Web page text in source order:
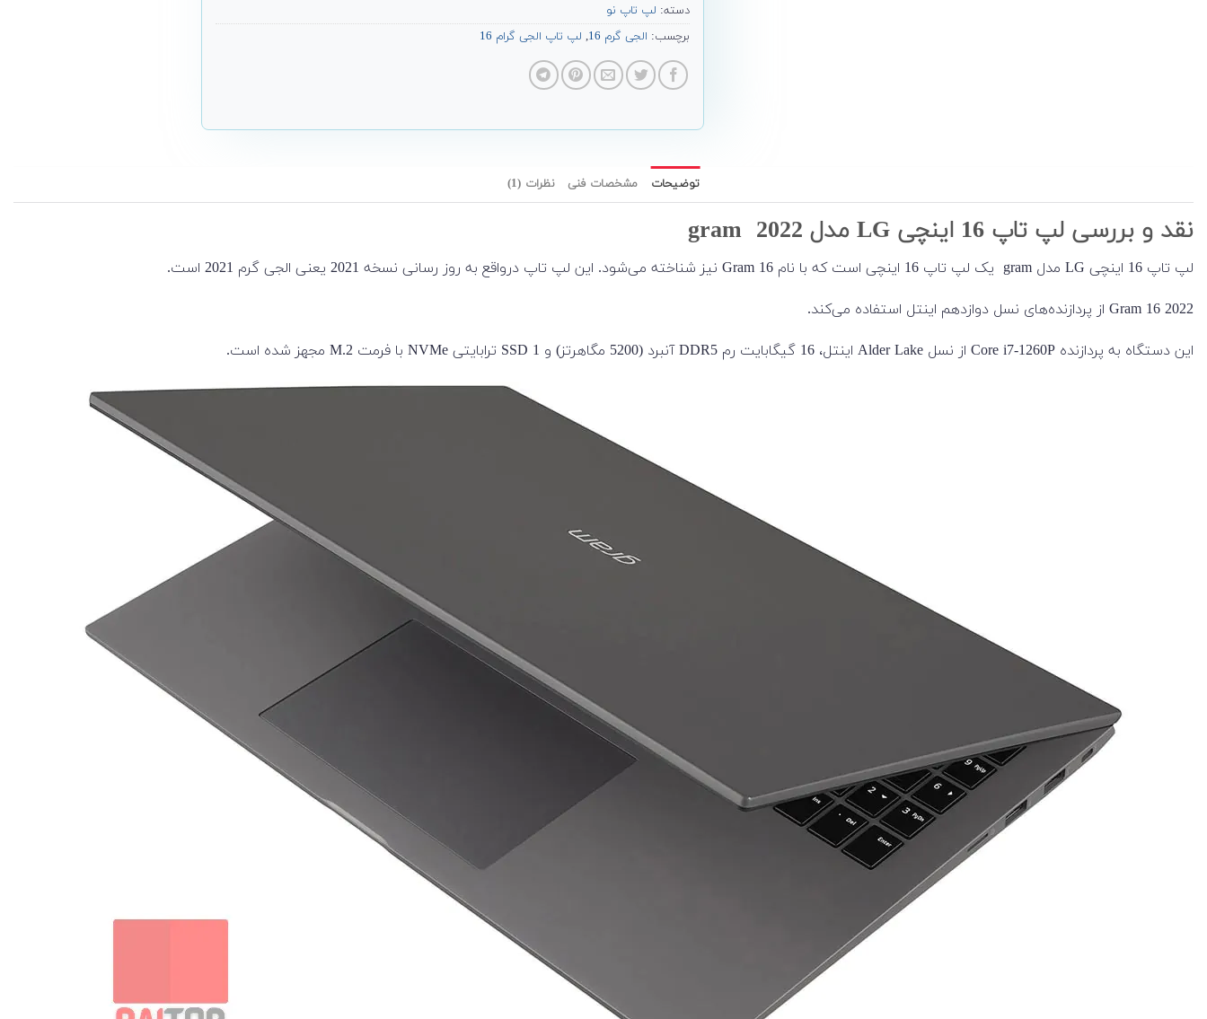
دسته: لپ تاپ نو
برچسب: الجی گرم 16 , لپ تاپ الجی گرام 16
توضیحات مشخصات فنی نظرات (1)
نقد و بررسی لپ تاپ 16 اینچی LG مدل gram 2022
لپ تاپ 16 اینچی LG مدل gram یک لپ تاپ 16 اینچی است که با نام Gram 16 نیز شناخته می‌شود. این لپ تاپ درواقع به روز رسانی نسخه 2021 یعنی الجی گرم 2021 است.
Gram 16 2022 از پردازنده‌های نسل دوازدهم اینتل استفاده می‌کند.
این دستگاه به پردازنده Core i7-1260P از نسل Alder Lake اینتل، 16 گیگابایت رم DDR5 آنبرد (5200 مگاهرتز) و SSD 1 ترابایتی NVMe با فرمت M.2 مجهز شده است.